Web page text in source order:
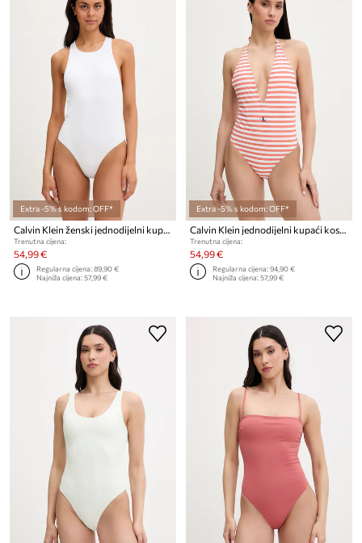
Extra -5% s kodom: OFF*
Calvin Klein ženski jednodijelni kupaći kostim
Trenutna cijena:
54,99 €
Regularna cijena:89,90 €
Najniža cijena:57,99 €
Extra -5% s kodom: OFF*
Calvin Klein jednodijelni kupaći kostim za žene
Trenutna cijena:
54,99 €
Regularna cijena:94,90 €
Najniža cijena:57,99 €